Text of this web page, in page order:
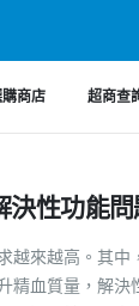
商店 超商查
性功能
來越高。其
精血質量，解